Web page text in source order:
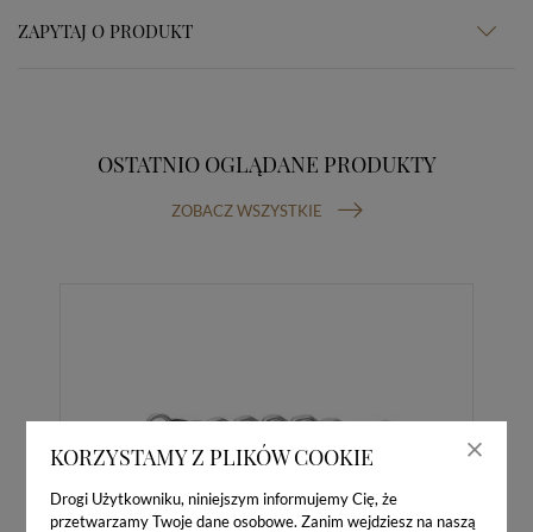
KORZYSTAMY Z PLIKÓW COOKIE
Drogi Użytkowniku, niniejszym informujemy Cię, że
przetwarzamy Twoje dane osobowe. Zanim wejdziesz na naszą
ZAPYTAJ O PRODUKT
OSTATNIO OGLĄDANE PRODUKTY
ZOBACZ WSZYSTKIE